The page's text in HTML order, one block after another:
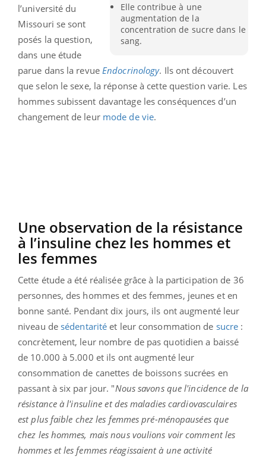
Elle contribue à une
augmentation de la
concentration de sucre dans le
sang.
l’université du
Missouri se sont
posés la question,
dans une étude
parue dans la revue Endocrinology. Ils ont découvert
que selon le sexe, la réponse à cette question varie. Les
hommes subissent davantage les conséquences d’un
changement de leur mode de vie.
Une observation de la résistance
à l’insuline chez les hommes et
les femmes
Cette étude a été réalisée grâce à la participation de 36
personnes, des hommes et des femmes, jeunes et en
bonne santé. Pendant dix jours, ils ont augmenté leur
niveau de sédentarité et leur consommation de sucre :
concrètement, leur nombre de pas quotidien a baissé
de 10.000 à 5.000 et ils ont augmenté leur
consommation de canettes de boissons sucrées en
passant à six par jour. "Nous savons que l'incidence de la
résistance à l'insuline et des maladies cardiovasculaires
est plus faible chez les femmes pré-ménopausées que
chez les hommes, mais nous voulions voir comment les
hommes et les femmes réagissaient à une activité